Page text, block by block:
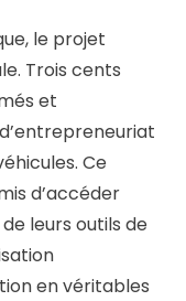
le projet
Trois cents
et
Ce
d’accéder
leurs outils de
en véritables